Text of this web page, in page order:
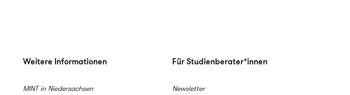
Weitere Informationen
MINT in Niedersachsen
Für Studienberater*innen
Newsletter